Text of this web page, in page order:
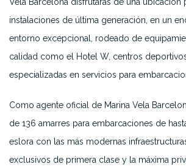
instalaciones de última generación, en un
entorno excepcional, rodeado de
calidad como el Hotel W, centros
especializadas en servicios para
Como agente oficial de Marina Vela
de 136 amarres para embarcaciones de
eslora con las más modernas
exclusivos de primera clase y la máxima